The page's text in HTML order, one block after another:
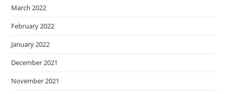
March 2022
February 2022
January 2022
December 2021
November 2021